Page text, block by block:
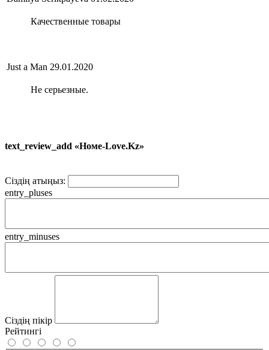
Качественные товары
Just a Man 29.01.2020
Не серьезные.
text_review_add «Номе-Love.Kz»
Сіздің атыңыз:
entry_pluses
entry_minuses
Сіздің пікір
Рейтингі